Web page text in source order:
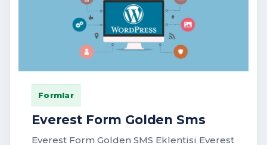
Formlar
Everest Form Golden Sms
Everest Form Golden SMS Eklentisi Everest